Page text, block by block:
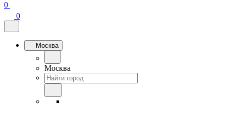
0
0
Москва
Москва